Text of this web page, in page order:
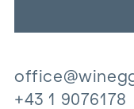
+43 1 9076178